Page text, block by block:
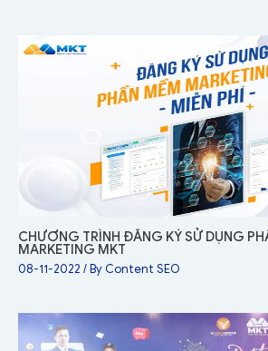
CHƯƠNG TRÌNH ĐĂNG KÝ SỬ DỤNG
MARKETING MKT
08-11-2022 / By Content SEO